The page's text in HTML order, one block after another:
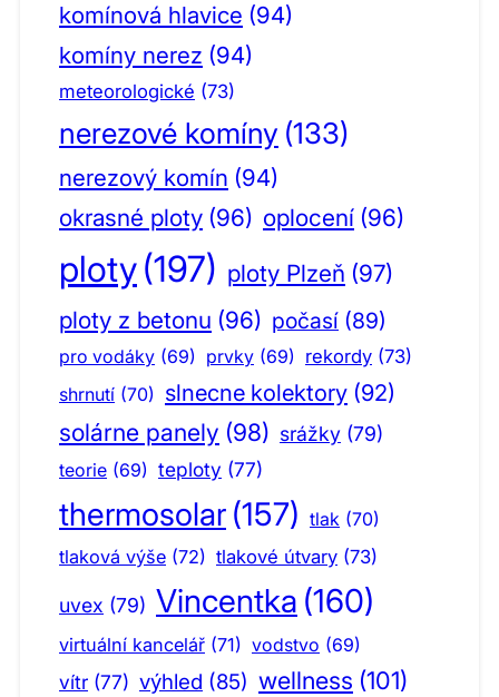
komínová hlavice (94)
komíny nerez (94)
meteorologické (73)
nerezové komíny (133)
nerezový komín (94)
okrasné ploty (96) oplocení (96)
ploty(197) ploty Plzeň (97)
ploty z betonu (96) počasí (89)
pro vodáky (69) prvky (69) rekordy (73)
shrnutí (70) slnecne kolektory (92)
solárne panely (98) srážky (79)
teorie (69) teploty (77)
thermosolar (157) tlak (70)
tlaková výše (72) tlakové útvary (73)
uvex (79) Vincentka (160)
virtuální kancelář (71) vodstvo (69)
vítr (77) výhled (85) wellness (101)